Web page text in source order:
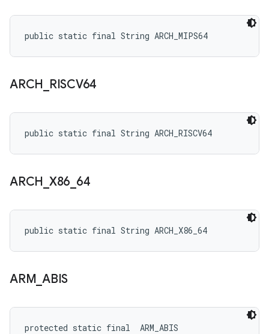
public static final String ARCH_MIPS64
ARCH RISCV64
public static final String ARCH_RISCV64
ARCH X86 64
public static final String ARCH_X86_64
ARM ABIS
protected static final ARM_ABIS